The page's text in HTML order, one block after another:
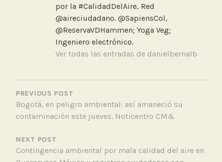
a
l
l
r
por la #CalidadDelAire, Red
@aireciudadano. @SapiensCol,
@ReservaVDHammen; Yoga Veg;
Ingeniero electrónico.
Ver todas las entradas de danielbernalb
NAVEGACIÓN
DE
ENTRADAS
PREVIOUS POST
Bogotá, en peligro ambiental: así amaneció su
contaminación este jueves. Noticentro CM&
NEXT POST
Contingencia ambiental por mala calidad del aire en